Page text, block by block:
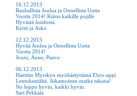
16.12.2013
Rauhallista Joulua ja Onnellista Uutta
Vuotta 2014! Kiitos kaikille pojille
Hyvästä hoidosta.
Kirsti ja Asko
12.12.2013
Hyvää Joulua ja Onnellista Uutta
Vuotta 2014!
Jouni, Aune, Paavo
06.12.2013
Haettiin Myrskyn myöhästyttämä Ebro-appi
Lentokentältä. Aikamoinen matka takana!
No loppu hyvin, kaikki hyvin.
Sari Pekkala